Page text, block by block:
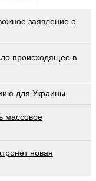
заявление о
происходящее в
для Украины
массовое
новая